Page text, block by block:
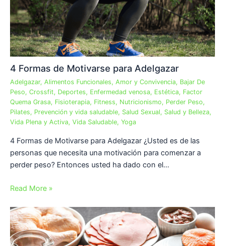
4 Formas de Motivarse para Adelgazar
Adelgazar, Alimentos Funcionales, Amor y Convivencia, Bajar De
Peso, Crossfit, Deportes, Enfermedad venosa, Estética, Factor
Quema Grasa, Fisioterapia, Fitness, Nutricionismo, Perder Peso,
Pilates, Prevención y vida saludable, Salud Sexual, Salud y Belleza,
Vida Plena y Activa, Vida Saludable, Yoga
4 Formas de Motivarse para Adelgazar ¿Usted es de las
personas que necesita una motivación para comenzar a
perder peso? Entonces usted ha dado con el…
Read More »